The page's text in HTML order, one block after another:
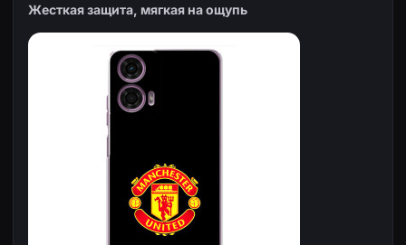
Жесткая защита, мягкая на ощупь